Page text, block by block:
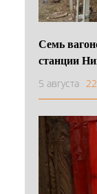
Семь
станции
5 августа